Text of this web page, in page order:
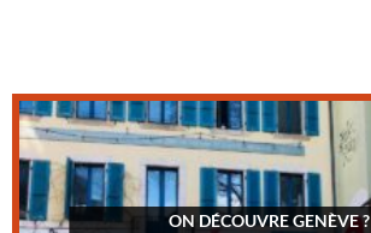
ON DÉCOUVRE GENÈVE ?